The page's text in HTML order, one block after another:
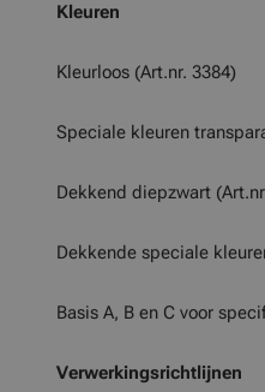
Kleuren
Kleurloos (Art.nr. 3384)
Speciale kleuren
Dekkend diepzwart
Dekkende speciale
Basis A, B en C voor
Verwerkingsrichtlijnen